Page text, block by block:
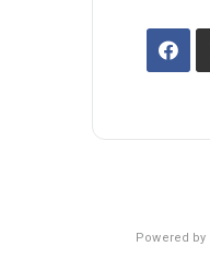
Powered by